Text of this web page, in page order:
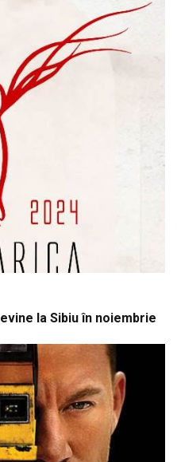
la Sibiu în noiembrie